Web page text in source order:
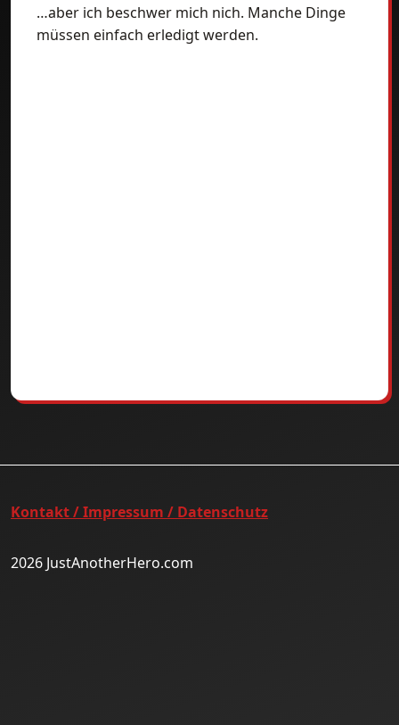
…aber ich beschwer mich nich. Manche Dinge
müssen einfach erledigt werden.
Kontakt / Impressum / Datenschutz
2026 JustAnotherHero.com